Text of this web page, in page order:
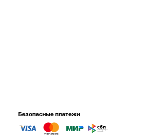
Безопасные платежи